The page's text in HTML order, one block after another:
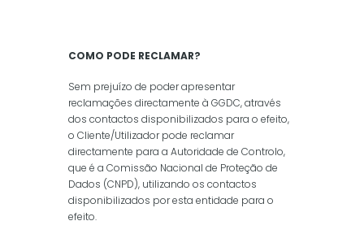
COMO PODE RECLAMAR?
Sem prejuízo de poder apresentar
reclamações directamente à GGDC, através
dos contactos disponibilizados para o efeito,
o Cliente/Utilizador pode reclamar
directamente para a Autoridade de Controlo,
que é a Comissão Nacional de Proteção de
Dados (CNPD), utilizando os contactos
disponibilizados por esta entidade para o
efeito.